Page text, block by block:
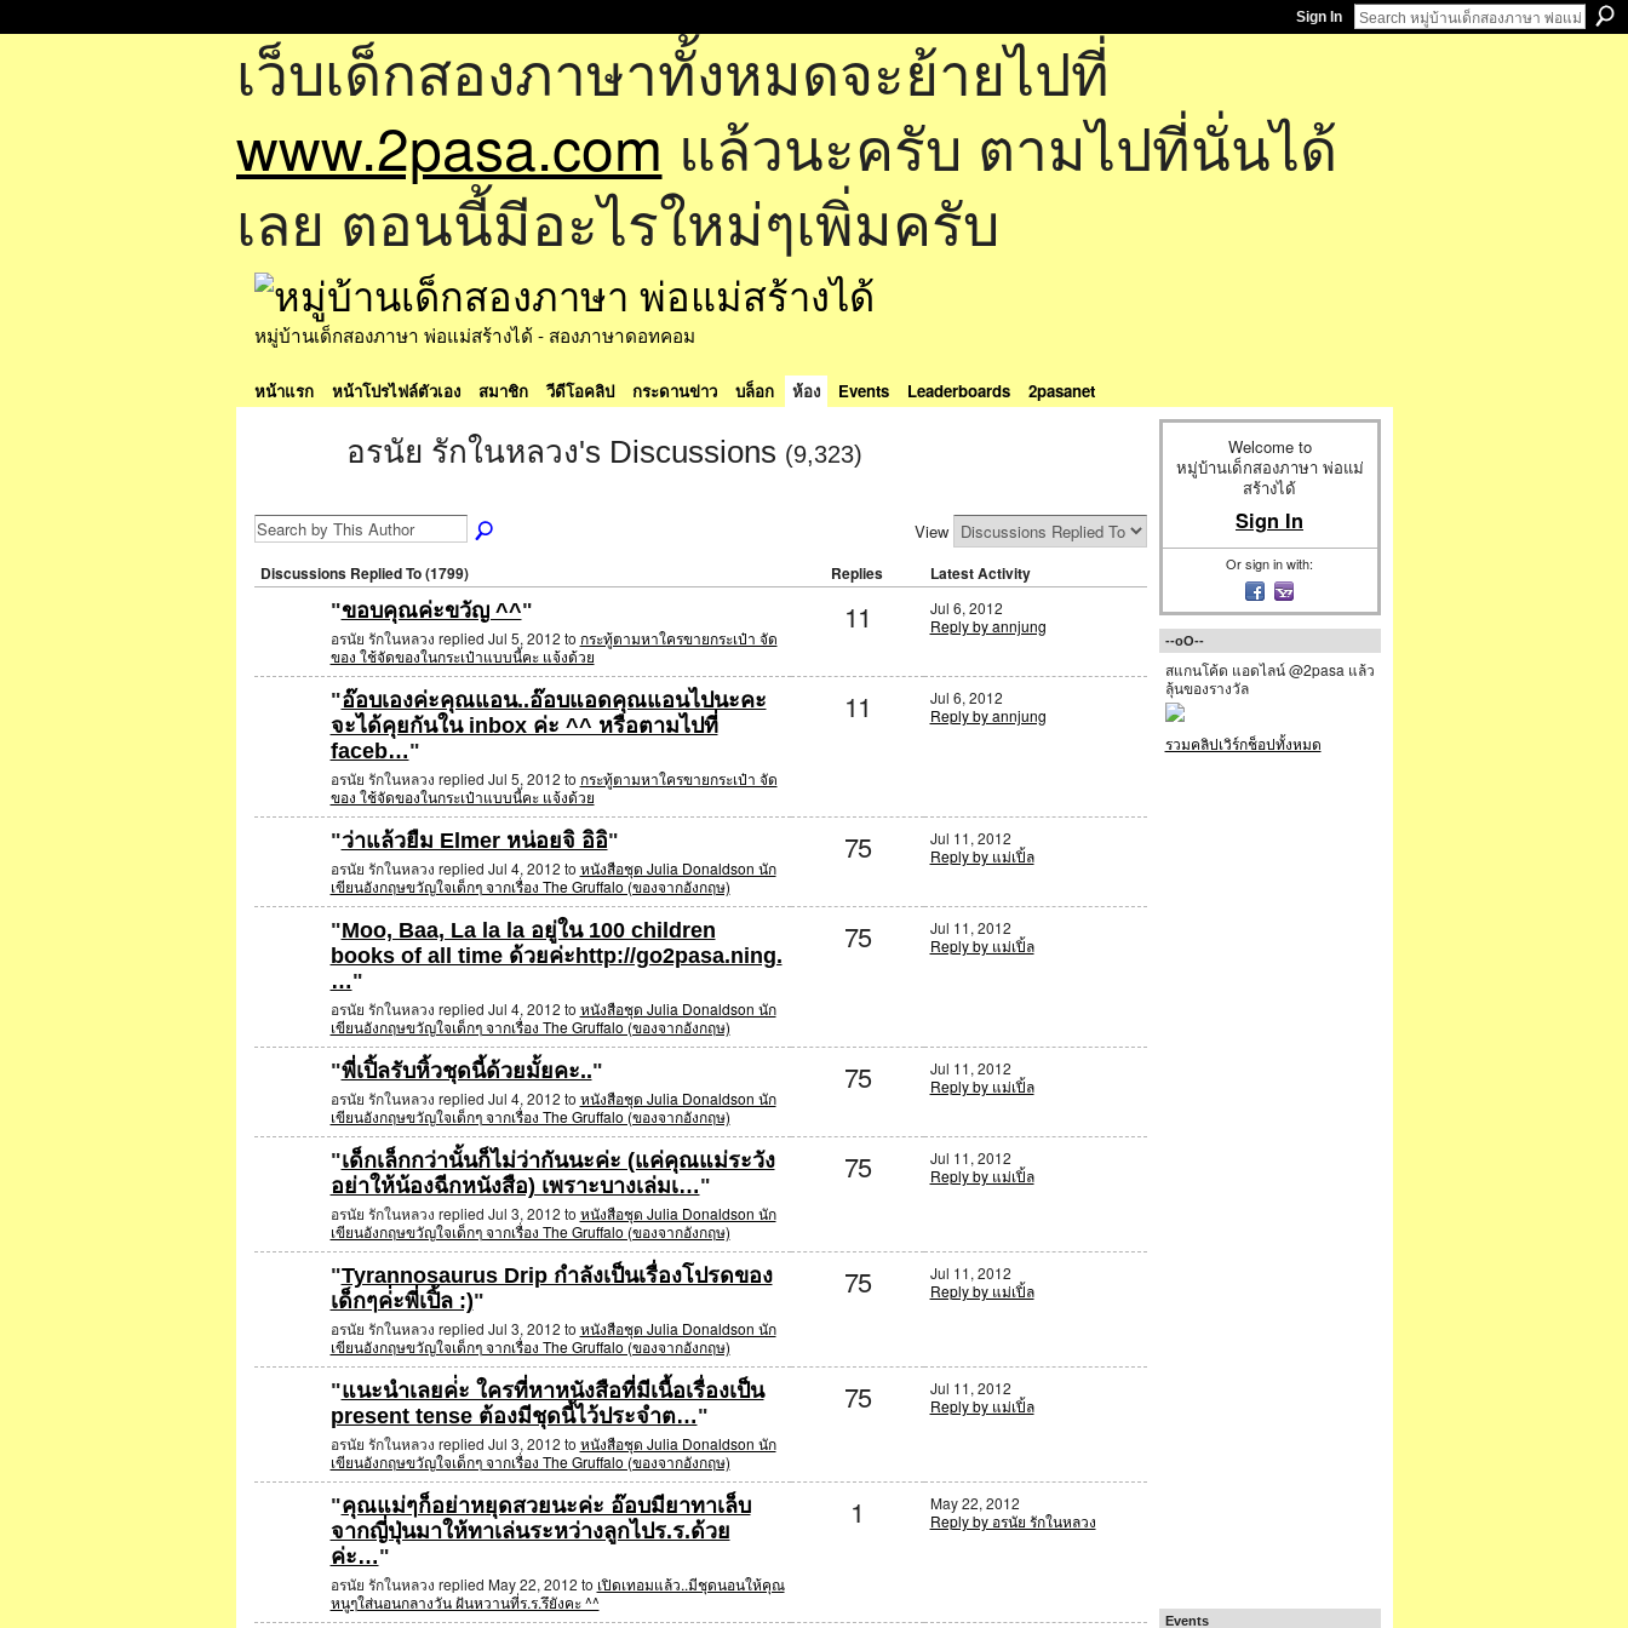
Sign In
เว็บเด็กสองภาษาทั้งหมดจะย้ายไปที่
www.2pasa.com แล้วนะครับ ตามไปที่นั่นได้
เลย ตอนนี้มีอะไรใหม่ๆเพิ่มครับ
หมู่บ้านเด็กสองภาษา พ่อแม่สร้างได้ - สองภาษาดอทคอม
หน้าแรก หน้าโปรไฟล์ตัวเอง สมาชิก วีดีโอคลิป กระดานข่าว บล็อก ห้อง Events Leaderboards 2pasanet
อรนัย รักในหลวง's Discussions (9,323)
View
Discussions Replied To (1799) Replies Latest Activity
"ขอบคุณค่ะขวัญ ^^"
อรนัย รักในหลวง replied Jul 5, 2012 to กระทู้ตามหาใครขายกระเป๋า จัด
ของ ใช้จัดของในกระเป๋าแบบนี้คะ แจ้งด้วย
11
Jul 6, 2012
Reply by annjung
"อ๊อบเองค่ะคุณแอน..อ๊อบแอดคุณแอนไปนะคะ
จะได้คุยกันใน inbox ค่ะ ^^ หรือตามไปที่
faceb…"
อรนัย รักในหลวง replied Jul 5, 2012 to กระทู้ตามหาใครขายกระเป๋า จัด
ของ ใช้จัดของในกระเป๋าแบบนี้คะ แจ้งด้วย
11
Jul 6, 2012
Reply by annjung
"ว่าแล้วยืม Elmer หน่อยจิ อิอิ"
อรนัย รักในหลวง replied Jul 4, 2012 to หนังสือชุด Julia Donaldson นัก
เขียนอังกฤษขวัญใจเด็กๆ จากเรื่อง The Gruffalo (ของจากอังกฤษ)
75
Jul 11, 2012
Reply by แม่เปิ้ล
"Moo, Baa, La la la อยู่ใน 100 children
books of all time ด้วยค่ะhttp://go2pasa.ning.
…"
อรนัย รักในหลวง replied Jul 4, 2012 to หนังสือชุด Julia Donaldson นัก
เขียนอังกฤษขวัญใจเด็กๆ จากเรื่อง The Gruffalo (ของจากอังกฤษ)
75
Jul 11, 2012
Reply by แม่เปิ้ล
"พี่เปิ้ลรับหิ้วชุดนี้ด้วยมั้ยคะ.."
อรนัย รักในหลวง replied Jul 4, 2012 to หนังสือชุด Julia Donaldson นัก
เขียนอังกฤษขวัญใจเด็กๆ จากเรื่อง The Gruffalo (ของจากอังกฤษ)
75
Jul 11, 2012
Reply by แม่เปิ้ล
"เด็กเล็กกว่านั้นก็ไม่ว่ากันนะค่ะ (แค่คุณแม่ระวัง
อย่าให้น้องฉีกหนังสือ) เพราะบางเล่มเ…"
อรนัย รักในหลวง replied Jul 3, 2012 to หนังสือชุด Julia Donaldson นัก
เขียนอังกฤษขวัญใจเด็กๆ จากเรื่อง The Gruffalo (ของจากอังกฤษ)
75
Jul 11, 2012
Reply by แม่เปิ้ล
"Tyrannosaurus Drip กำลังเป็นเรื่องโปรดของ
เด็กๆค่่ะพี่เปิ้ล :)"
อรนัย รักในหลวง replied Jul 3, 2012 to หนังสือชุด Julia Donaldson นัก
เขียนอังกฤษขวัญใจเด็กๆ จากเรื่อง The Gruffalo (ของจากอังกฤษ)
75
Jul 11, 2012
Reply by แม่เปิ้ล
"แนะนำเลยค่่ะ ใครที่หาหนังสือที่มีเนื้อเรื่องเป็น
present tense ต้องมีชุดนี้ไว้ประจำต…"
อรนัย รักในหลวง replied Jul 3, 2012 to หนังสือชุด Julia Donaldson นัก
เขียนอังกฤษขวัญใจเด็กๆ จากเรื่อง The Gruffalo (ของจากอังกฤษ)
75
Jul 11, 2012
Reply by แม่เปิ้ล
"คุณแม่ๆก็อย่าหยุดสวยนะค่ะ อ๊อบมียาทาเล็บ
จากญี่ปุ่นมาให้ทาเล่นระหว่างลูกไปร.ร.ด้วย
ค่ะ…"
อรนัย รักในหลวง replied May 22, 2012 to เปิดเทอมแล้ว..มีชุดนอนให้คุณ
หนูๆใส่นอนกลางวัน ฝันหวานที่ร.ร.รึยังคะ ^^
1
May 22, 2012
Reply by อรนัย รักในหลวง
Welcome to
หมู่บ้านเด็กสองภาษา พ่อแม่
สร้างได้
Sign In
Or sign in with:
--oO--
สแกนโค้ด แอดไลน์ @2pasa แล้ว
ลุ้นของรางวัล
รวมคลิปเวิร์กช็อปทั้งหมด
Events